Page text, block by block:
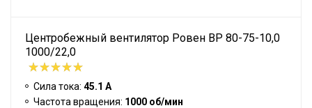
Центробежный вентилятор Ровен BP 80-75-10,0
1000/22,0
Сила тока: 45.1 А
Частота вращения: 1000 об/мин